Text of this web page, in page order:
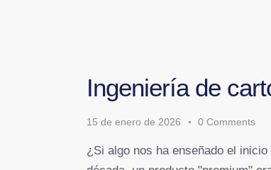
Ingeniería de
15 de enero de 2026 0 Comments
¿Si algo nos ha enseñado el